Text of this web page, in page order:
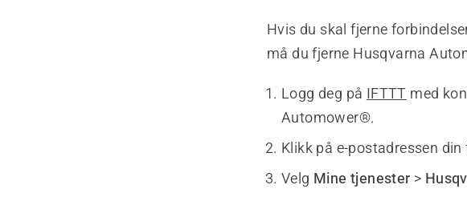
Hvis du skal fjerne
må du fjerne Husqvarna
Logg deg på IFTTT med
Automower®.
Klikk på e-postadressen
Velg Mine tjenester >